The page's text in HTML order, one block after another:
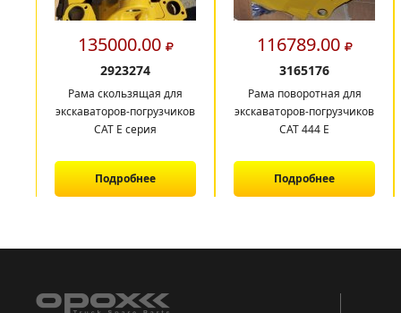
135000.00
2923274
Рама скользящая для
экскаваторов-погрузчиков
CAT E серия
Подробнее
116789.00
3165176
Рама поворотная для
экскаваторов-погрузчиков
САТ 444 E
Подробнее